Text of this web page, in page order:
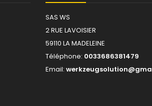
SAS WS
2 RUE LAVOISIER
59110 LA MADELEINE
Téléphone: 0033686381479
Email: